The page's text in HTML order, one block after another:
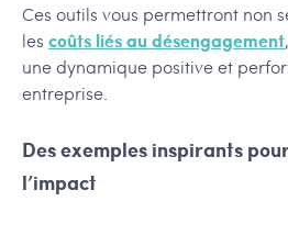
Ces outils vous permettront non
les coûts liés au désengagement
une dynamique positive et
entreprise.
Des exemples inspirants
l’impact